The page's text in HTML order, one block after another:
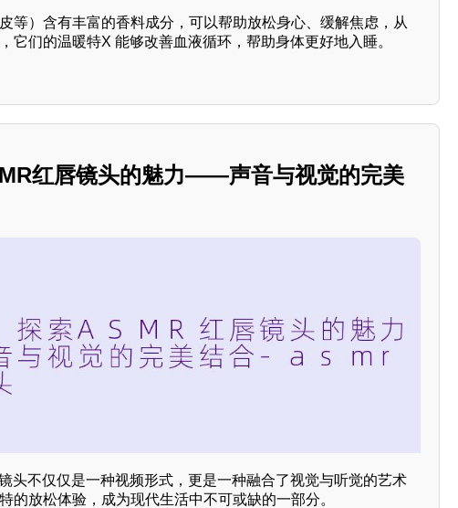
等）含有丰富的香料成分，可以帮助放松身心、缓解焦虑，从
它们的温暖特X 能够改善血液循环，帮助身体更好地入睡。
红唇镜头的魅力——声音与视觉的完美
头不仅仅是一种视频形式，更是一种融合了视觉与听觉的艺术
的放松体验，成为现代生活中不可或缺的一部分。